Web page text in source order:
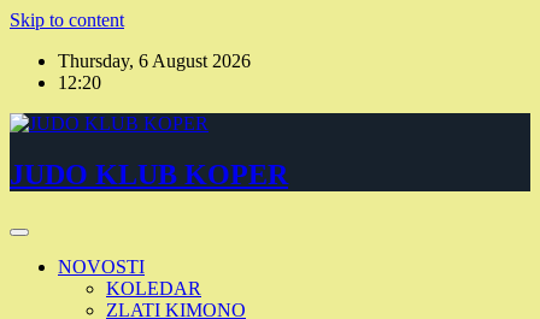
Skip to content
Thursday, 6 August 2026
12:20
JUDO KLUB KOPER
NOVOSTI
KOLEDAR
ZLATI KIMONO